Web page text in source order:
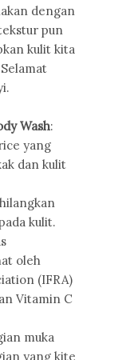
dengan
pun
kulit kita
Wash:
yang
dan kulit
kulit.
oleh
(IFRA)
Vitamin C
muka
yang kite